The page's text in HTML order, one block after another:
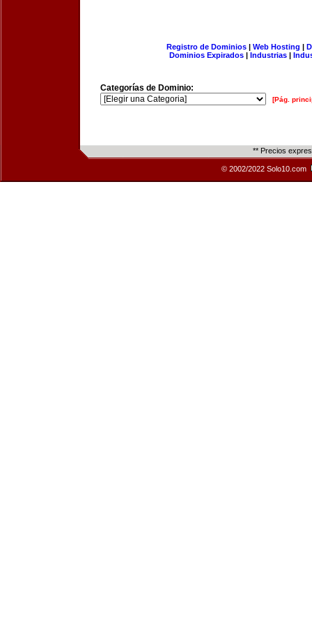
Registro de Dominios| Web Hosting |
Dominios Expirados | Industrias |
Categorías de Dominio:
[Pág.
** Precios
© 2002/2022 Solo10.com